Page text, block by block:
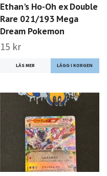
Ethan's Ho-Oh ex Double
Rare 021/193 Mega
Dream Pokemon
15 kr
LÄS MER